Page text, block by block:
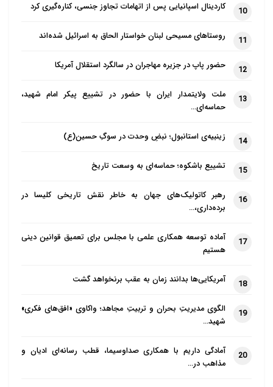
10 کاردینال اسپانیایی پس از اتهامات تجاوز جنسی، کناره‌گیری کرد
11 روستاهای مسیحی لبنان خواستار الحاق به اسرائیل شده‌اند
12 حضور پاپ در جزیره مهاجران در سالگرد استقلال آمریکا
13
ملت ولایتمدار ایران با حضور در تشییع پیکر امام شهید،
حماسه‌ای…
14 زینبیه‌ی استانبول؛ نبضِ وحدت در سوگِ حسین(ع)
15 تشییع باشکوه؛ حماسه‌ای به وسعت تاریخ
16
رهبر کاتولیک‌های جهان به خاطر نقش تاریخی کلیسا در
برده‌داری،…
17
آماده توسعه همکاری علمی با مجلس برای تعمیق قوانین دینی
هستیم
18 آمریکایی‌ها بدانند زمان به عقب برنخواهد گشت
19
الگوی مدیریتِ بحران و تربیتِ مجاهد؛ واکاوی «افق‌های فکری»
شهید…
20
آمادگی داریم با همکاری صداوسیما، قطب رسانه‌ای ادیان و
مذاهب در…